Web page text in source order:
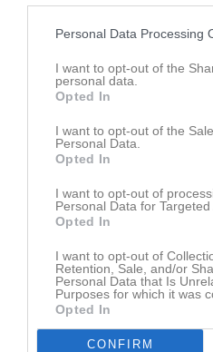
Personal Data Processing
I want to opt-out of the
personal data.
Opted In
I want to opt-out of the
Personal Data.
Opted In
I want to opt-out of
Personal Data for Targeted
Opted In
I want to opt-out of
Retention, Sale, and/or
Personal Data that Is
Purposes for which it was
Opted In
CONFIRM
Ingen video uppladdad
Logga in och ladda upp ert första klipp
Senast uppdaterade album
Inget album finns skapat
Logga in som administratör och skapa